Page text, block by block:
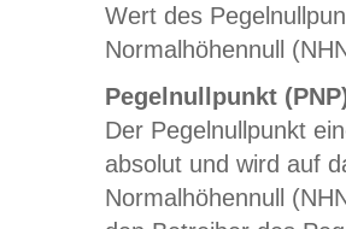
Wert des
Normalhöhennull
Pegelnullpunkt
Der Pegelnullpunkt
absolut und wird auf
Normalhöhennull